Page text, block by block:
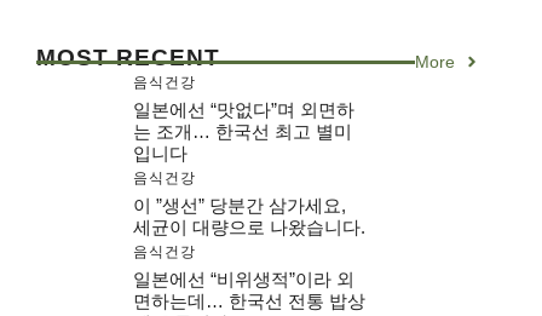
MOST RECENT More
음식건강
일본에선 “맛없다”며 외면하
는 조개… 한국선 최고 별미
입니다
음식건강
이 ”생선” 당분간 삼가세요,
세균이 대량으로 나왔습니다.
음식건강
일본에선 “비위생적”이라 외
면하는데… 한국선 전통 밥상